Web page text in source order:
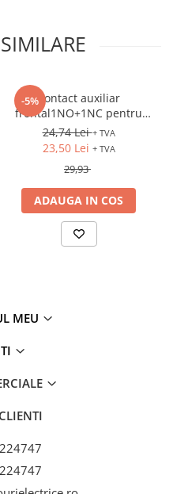
-5%Contact auxiliar
frontal1NO+1NC pentru
3RV2
24,74 Lei+ TVA
23,50 Lei + TVA
29,93
ADAUGA IN COS
MEU